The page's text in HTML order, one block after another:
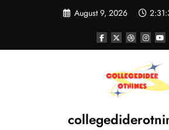
August 9, 2026